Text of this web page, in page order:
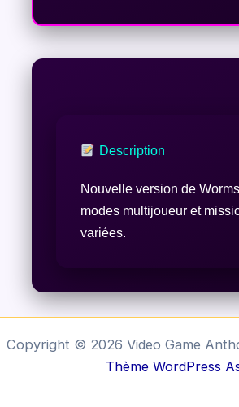
Description
Nouvelle version de
modes multijoueur et
variées.
Copyright © 2026 Video Game
Thème WordPress